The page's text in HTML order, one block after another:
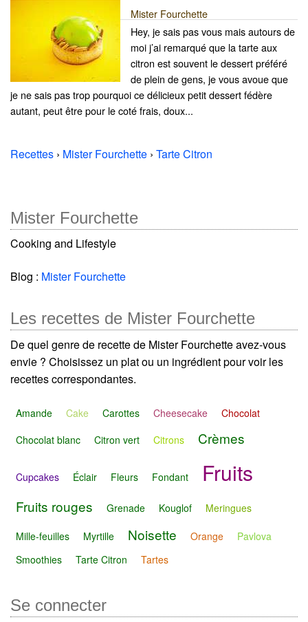
Mister Fourchette
Hey, je sais pas vous mais autours de
moi j’ai remarqué que la tarte aux
citron est souvent le dessert préféré
de plein de gens, je vous avoue que
je ne sais pas trop pourquoi ce délicieux petit dessert fédère
autant, peut être pour le coté frais, doux...
Recettes › Mister Fourchette › Tarte Citron
Mister Fourchette
Cooking and Lifestyle
Blog : Mister Fourchette
Les recettes de Mister Fourchette
De quel genre de recette de Mister Fourchette avez-vous
envie ? Choisissez un plat ou un ingrédient pour voir les
recettes correspondantes.
Amande Cake Carottes Cheesecake
Chocolat
Chocolat blanc
Citron vert Citrons Crèmes
Cupcakes Éclair Fleurs Fondant Fruits
Fruits rouges Grenade Kouglof Meringues
Mille-feuilles Myrtille Noisette Orange
Pavlova
Smoothies
Tarte Citron Tartes
Se connecter